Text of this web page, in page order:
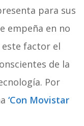
para sus
empeña en no
este factor el
de la
Por
‘Con Movistar